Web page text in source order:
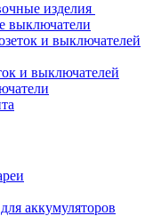
изделия
выключатели
и выключателей
и выключателей
аккумуляторов